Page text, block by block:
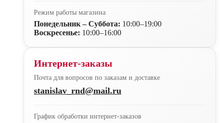
Режим работы магазина
Понедельник – Суббота: 10:00–19:00
Воскресенье: 10:00–16:00
Интернет-заказы
Почта для вопросов по заказам и доставке
stanislav_rnd@mail.ru
График обработки интернет-заказов